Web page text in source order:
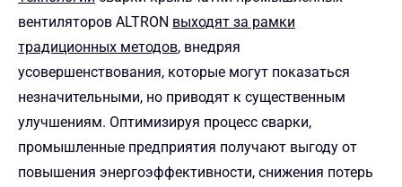
вентиляторов ALTRON выходят за рамки
традиционных методов, внедряя
усовершенствования, которые могут показаться
незначительными, но приводят к существенным
улучшениям. Оптимизируя процесс сварки,
промышленные предприятия получают выгоду от
повышения энергоэффективности, снижения потерь